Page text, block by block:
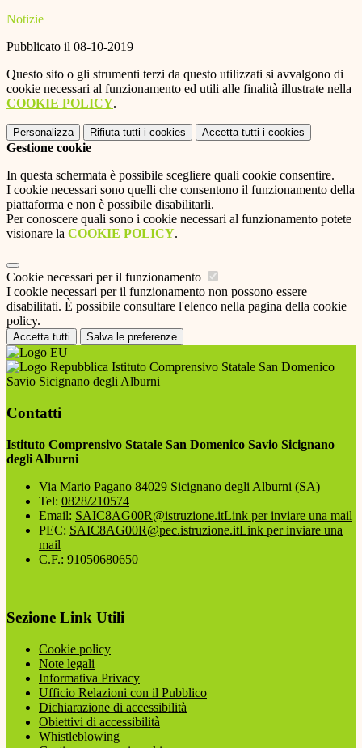
Notizie
Pubblicato il 08-10-2019
Questo sito o gli strumenti terzi da questo utilizzati si avvalgono di
cookie necessari al funzionamento ed utili alle finalità illustrate nella
COOKIE POLICY.
Personalizza Rifiuta tutti i cookies Accetta tutti i cookies
Gestione cookie
In questa schermata è possibile scegliere quali cookie consentire.
I cookie necessari sono quelli che consentono il funzionamento della
piattaforma e non è possibile disabilitarli.
Per conoscere quali sono i cookie necessari al funzionamento potete
visionare la COOKIE POLICY.
Cookie necessari per il funzionamento
I cookie necessari per il funzionamento non possono essere
disabilitati. È possibile consultare l'elenco nella pagina della cookie
policy.
Accetta tutti Salva le preferenze
Istituto Comprensivo Statale San Domenico
Savio Sicignano degli Alburni
Contatti
Istituto Comprensivo Statale San Domenico Savio Sicignano
degli Alburni
Via Mario Pagano 84029 Sicignano degli Alburni (SA)
Tel: 0828/210574
Email: SAIC8AG00R@istruzione.itLink per inviare una mail
PEC: SAIC8AG00R@pec.istruzione.itLink per inviare una
mail
C.F.: 91050680650
Sezione Link Utili
Cookie policy
Note legali
Informativa Privacy
Ufficio Relazioni con il Pubblico
Dichiarazione di accessibilità
Obiettivi di accessibilità
Whistleblowing